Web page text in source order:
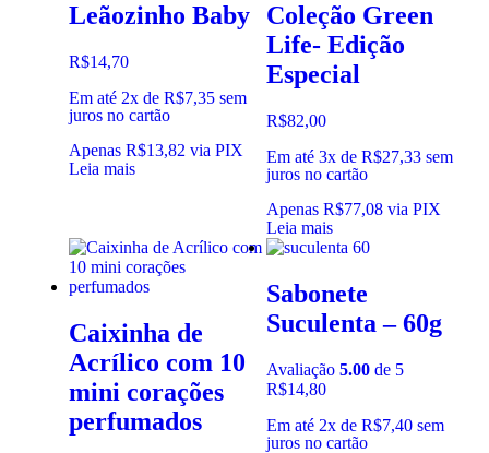
Leãozinho Baby
R$14,70
Em até 2x de R$7,35 sem
juros no cartão
Apenas R$13,82 via PIX
Leia mais
Coleção Green
Life- Edição
Especial
R$82,00
Em até 3x de R$27,33 sem
juros no cartão
Apenas R$77,08 via PIX
Leia mais
Caixinha de
Acrílico com 10
mini corações
perfumados
Sabonete
Suculenta – 60g
Avaliação 5.00 de 5
R$14,80
Em até 2x de R$7,40 sem
juros no cartão